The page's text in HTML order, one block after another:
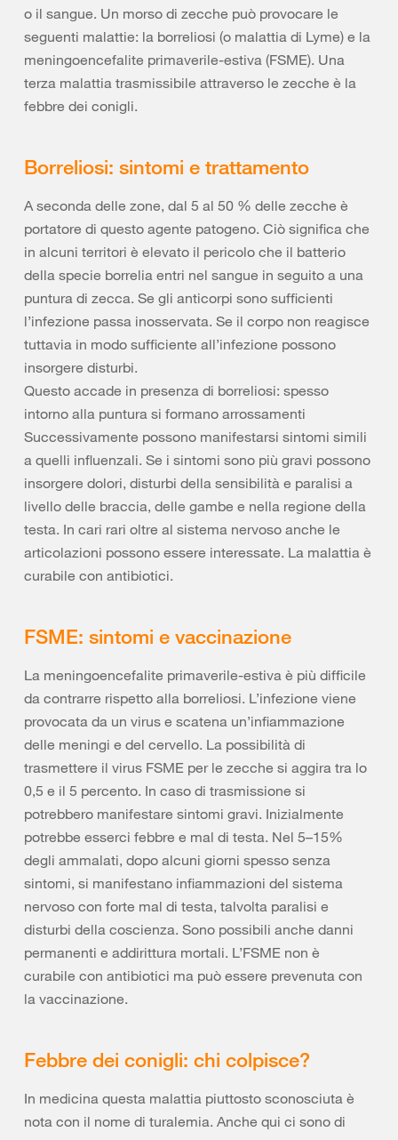
o il sangue. Un morso di zecche può provocare le
seguenti malattie: la borreliosi (o malattia di Lyme) e la
meningoencefalite primaverile-estiva (FSME). Una
terza malattia trasmissibile attraverso le zecche è la
febbre dei conigli.
Borreliosi: sintomi e trattamento
A seconda delle zone, dal 5 al 50 % delle zecche è
portatore di questo agente patogeno. Ciò significa che
in alcuni territori è elevato il pericolo che il batterio
della specie borrelia entri nel sangue in seguito a una
puntura di zecca. Se gli anticorpi sono sufficienti
l’infezione passa inosservata. Se il corpo non reagisce
tuttavia in modo sufficiente all’infezione possono
insorgere disturbi.
Questo accade in presenza di borreliosi: spesso
intorno alla puntura si formano arrossamenti
Successivamente possono manifestarsi sintomi simili
a quelli influenzali. Se i sintomi sono più gravi possono
insorgere dolori, disturbi della sensibilità e paralisi a
livello delle braccia, delle gambe e nella regione della
testa. In cari rari oltre al sistema nervoso anche le
articolazioni possono essere interessate. La malattia è
curabile con antibiotici.
FSME: sintomi e vaccinazione
La meningoencefalite primaverile-estiva è più difficile
da contrarre rispetto alla borreliosi. L’infezione viene
provocata da un virus e scatena un’infiammazione
delle meningi e del cervello. La possibilità di
trasmettere il virus FSME per le zecche si aggira tra lo
0,5 e il 5 percento. In caso di trasmissione si
potrebbero manifestare sintomi gravi. Inizialmente
potrebbe esserci febbre e mal di testa. Nel 5–15%
degli ammalati, dopo alcuni giorni spesso senza
sintomi, si manifestano infiammazioni del sistema
nervoso con forte mal di testa, talvolta paralisi e
disturbi della coscienza. Sono possibili anche danni
permanenti e addirittura mortali. L’FSME non è
curabile con antibiotici ma può essere prevenuta con
la vaccinazione.
Febbre dei conigli: chi colpisce?
In medicina questa malattia piuttosto sconosciuta è
nota con il nome di turalemia. Anche qui ci sono di